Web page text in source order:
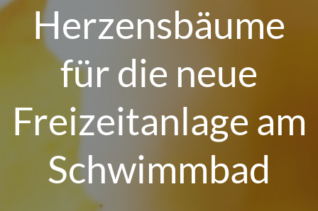
Herzensbäume
für die neue
Freizeitanlage am
Schwimmbad